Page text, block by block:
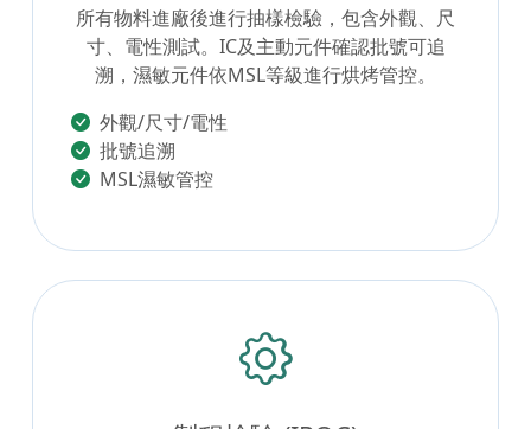
所有物料進廠後進行抽樣檢驗，包含外觀、尺
寸、電性測試。IC及主動元件確認批號可追
溯，濕敏元件依MSL等級進行烘烤管控。
外觀/尺寸/電性
批號追溯
MSL濕敏管控